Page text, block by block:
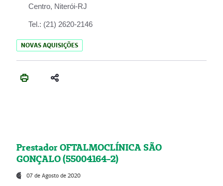
Centro, Niterói-RJ
Tel.: (21) 2620-2146
NOVAS AQUISIÇÕES
Prestador OFTALMOCLÍNICA SÃO
GONÇALO (55004164-2)
07 de Agosto de 2020